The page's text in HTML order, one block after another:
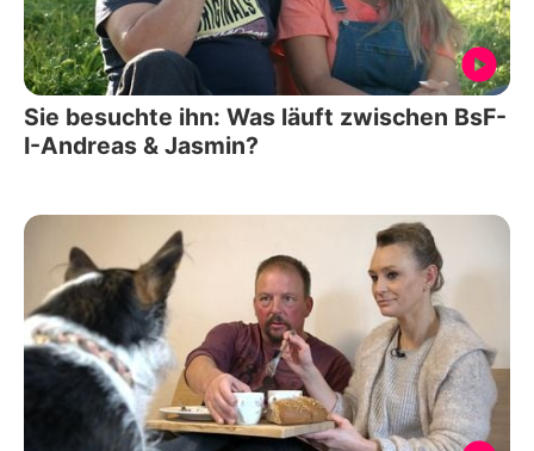
Sie besuchte ihn: Was läuft zwischen BsF-
I-Andreas & Jasmin?